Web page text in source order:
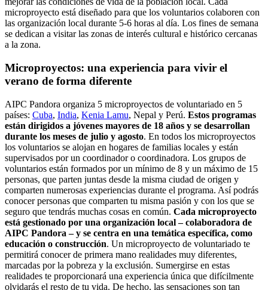
microproyecto está diseñado para que los voluntarios colaboren con
las organización local durante 5-6 horas al día. Los fines de semana
se dedican a visitar las zonas de interés cultural e histórico cercanas
a la zona.
Microproyectos: una experiencia para vivir el
verano de forma diferente
AIPC Pandora organiza 5 microproyectos de voluntariado en 5
países: Cuba, India, Kenia Lamu, Nepal y Perú. Estos programas
están dirigidos a jóvenes mayores de 18 años y se desarrollan
durante los meses de julio y agosto. En todos los microproyectos
los voluntarios se alojan en hogares de familias locales y están
supervisados por un coordinador o coordinadora. Los grupos de
voluntarios están formados por un mínimo de 8 y un máximo de 15
personas, que parten juntas desde la misma ciudad de origen y
comparten numerosas experiencias durante el programa. Así podrás
conocer personas que comparten tu misma pasión y con los que se
seguro que tendrás muchas cosas en común. Cada microproyecto
está gestionado por una organización local – colaboradora de
AIPC Pandora – y se centra en una temática específica, como
educación o construcción. Un microproyecto de voluntariado te
permitirá conocer de primera mano realidades muy diferentes,
marcadas por la pobreza y la exclusión. Sumergirse en estas
realidades te proporcionará una experiencia única que difícilmente
olvidarás el resto de tu vida. De hecho, las sensaciones son tan